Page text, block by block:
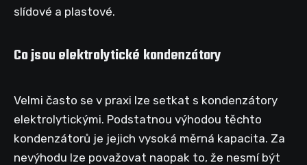
slídové a plastové.
Co jsou elektrolytické kondenzátory
Velmi často se v praxi lze setkat s kondenzátory
elektrolytickými. Podstatnou výhodou těchto
kondenzátorů je jejich vysoká měrná kapacita. Za
nevýhodu lze považovat naopak to, že nesmí být